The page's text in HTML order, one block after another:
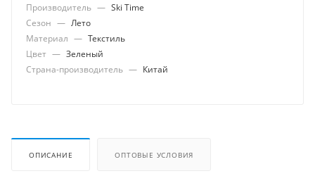
Производитель — Ski Time
Сезон — Лето
Материал — Текстиль
Цвет — Зеленый
Страна-производитель — Китай
ОПИСАНИЕ ОПТОВЫЕ УСЛОВИЯ